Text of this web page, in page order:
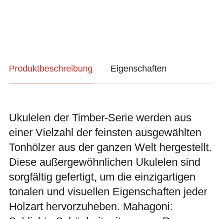
Produktbeschreibung Eigenschaften
Ukulelen der Timber-Serie werden aus
einer Vielzahl der feinsten ausgewählten
Tonhölzer aus der ganzen Welt hergestellt.
Diese außergewöhnlichen Ukulelen sind
sorgfältig gefertigt, um die einzigartigen
tonalen und visuellen Eigenschaften jeder
Holzart hervorzuheben. Mahagoni: